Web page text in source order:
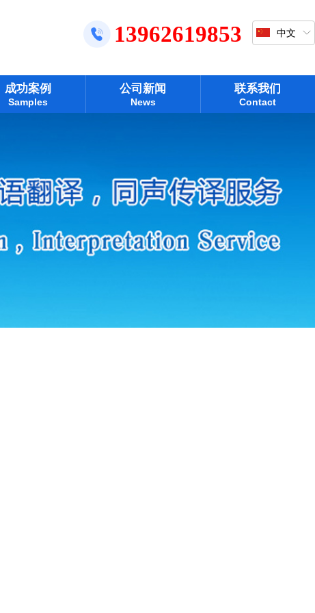
中文
13962619853
成功案例
Samples
公司新闻
News
联系我们
Contact